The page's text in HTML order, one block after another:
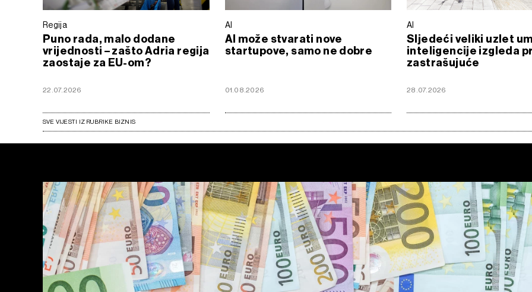
Regija
Puno rada, malo dodane
vrijednosti – zašto Adria regija
zaostaje za EU-om?
22.07.2026
AI
AI može stvarati nove
startupove, samo ne dobre
01.08.2026
AI
Sljedeći veliki uzlet
inteligencije izgleda
zastrašujuće
28.07.2026
SVE VIJESTI IZ RUBRIKE BIZNIS